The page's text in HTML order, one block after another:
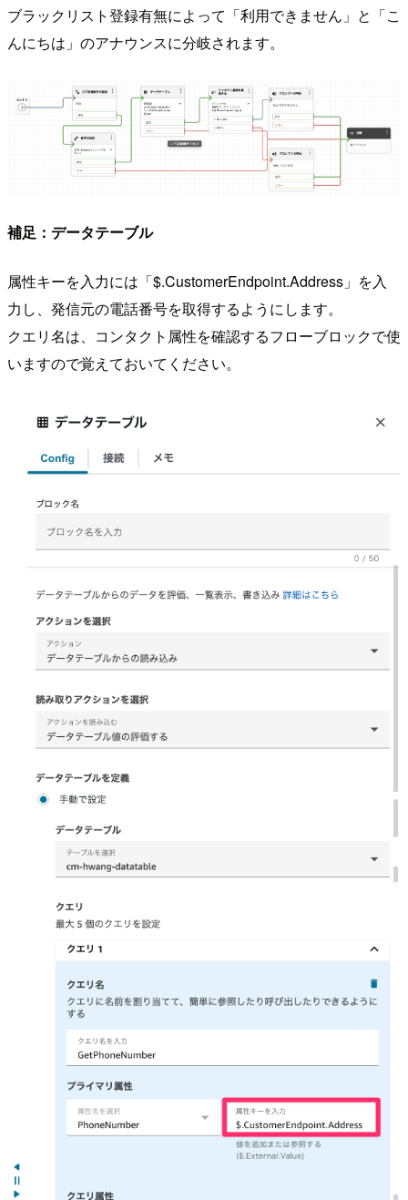
ブラックリスト登録有無によって「利用できません」と「こ
んにちは」のアナウンスに分岐されます。
補足：データテーブル
属性キーを入力には「$.CustomerEndpoint.Address」を入
力し、発信元の電話番号を取得するようにします。
クエリ名は、コンタクト属性を確認するフローブロックで使
いますので覚えておいてください。